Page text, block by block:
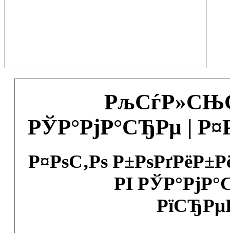
РЎР°РјР°СЂРµ |
Р¤РѕС‚Рѕ
РІ